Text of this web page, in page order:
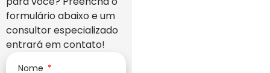
formulário abaixo e um
consultor especializado
entrará em contato!
Nome